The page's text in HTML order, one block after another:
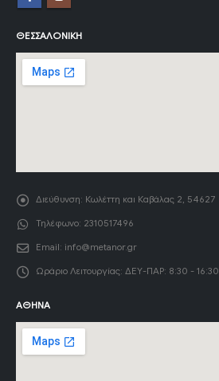
ΘΕΣΣΑΛΟΝΊΚΗ
Διεύθυνση: Κωλέττη και Καβάλας 2, 54627
Τηλέφωνο: 2310517496
Email: info@metanor.gr
Ωράριο Λειτουργίας: ΔΕΥ-ΠΑΡ: 8:30 - 16:30
ΑΘΉΝΑ